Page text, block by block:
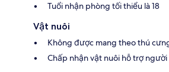
Tuổi nhận phòng tối thiểu là 18
Vật nuôi
Không được mang theo thú
Chấp nhận vật nuôi hỗ trợ